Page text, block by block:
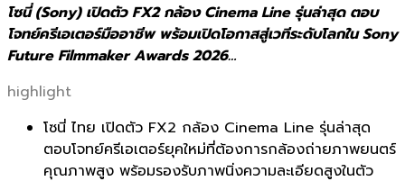
โซนี่ (Sony) เปิดตัว FX2 กล้อง Cinema Line รุ่นล่าสุด ตอบ
โจทย์ครีเอเตอร์มืออาชีพ พร้อมเปิดโอกาสสู่เวทีระดับโลกใน Sony
Future Filmmaker Awards 2026…
highlight
โซนี่ ไทย เปิดตัว FX2 กล้อง Cinema Line รุ่นล่าสุด
ตอบโจทย์ครีเอเตอร์ยุคใหม่ที่ต้องการกล้องถ่ายภาพยนตร์
คุณภาพสูง พร้อมรองรับภาพนิ่งความละเอียดสูงในตัว